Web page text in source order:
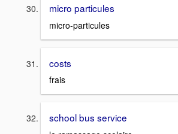
micro particules
micro-particules
costs
frais
school bus service